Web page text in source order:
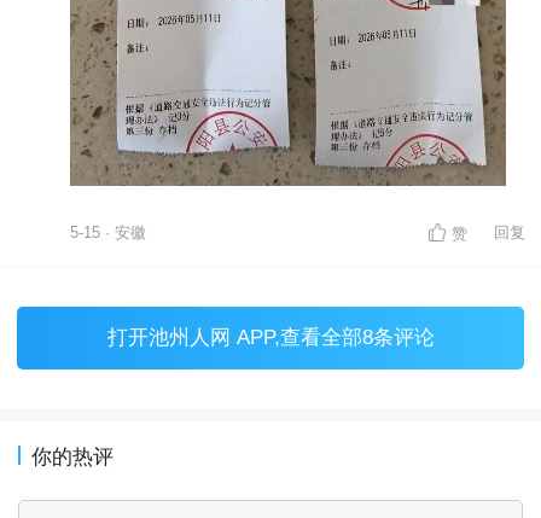
5-15 · 安徽 赞 回复
打开池州人网 APP,查看全部8条评论
你的热评